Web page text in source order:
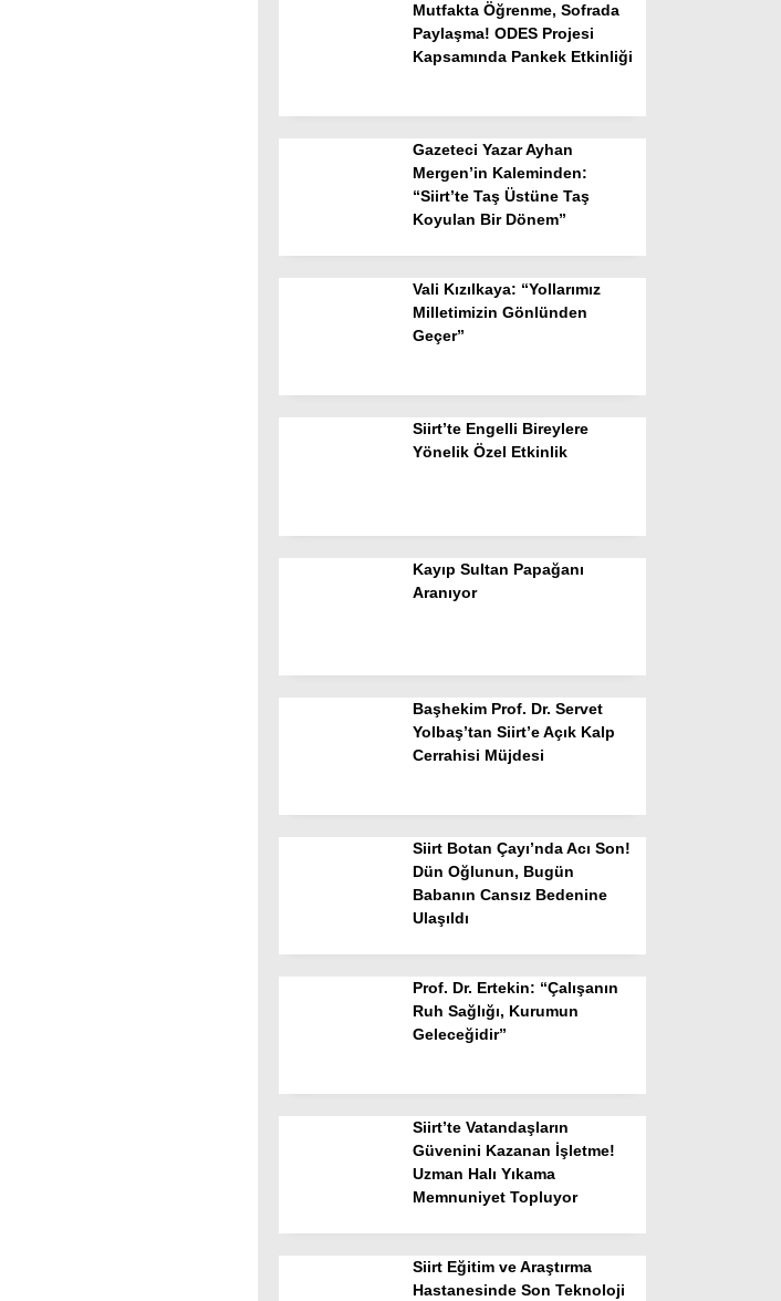
Mutfakta Öğrenme, Sofrada
Paylaşma! ODES Projesi
Kapsamında Pankek Etkinliği
Gazeteci Yazar Ayhan
Mergen’in Kaleminden:
“Siirt’te Taş Üstüne Taş
Koyulan Bir Dönem”
Vali Kızılkaya: “Yollarımız
Milletimizin Gönlünden
Geçer”
Siirt’te Engelli Bireylere
Yönelik Özel Etkinlik
Kayıp Sultan Papağanı
Aranıyor
Başhekim Prof. Dr. Servet
Yolbaş’tan Siirt’e Açık Kalp
Cerrahisi Müjdesi
Siirt Botan Çayı’nda Acı Son!
Dün Oğlunun, Bugün
Babanın Cansız Bedenine
Ulaşıldı
Prof. Dr. Ertekin: “Çalışanın
Ruh Sağlığı, Kurumun
Geleceğidir”
Siirt’te Vatandaşların
Güvenini Kazanan İşletme!
Uzman Halı Yıkama
Memnuniyet Topluyor
Siirt Eğitim ve Araştırma
Hastanesinde Son Teknoloji